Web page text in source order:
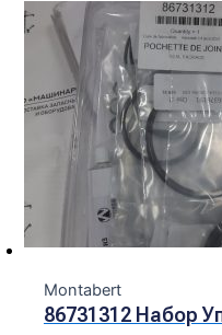
Montabert
86731312 Набор